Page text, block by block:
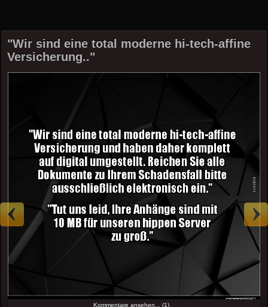
"Wir sind eine total moderne hi-tech-affine
Versicherung.."
Kommentare ansehen... (1)